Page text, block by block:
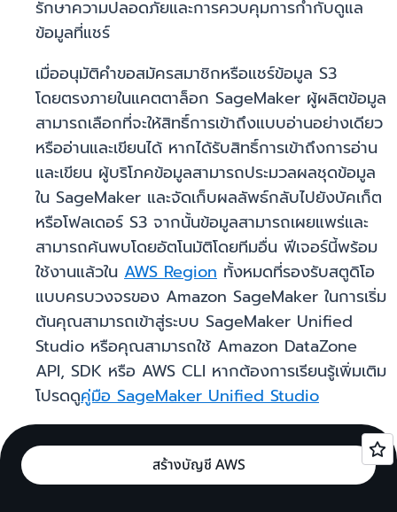
รักษาความปลอดภัยและการควบคุมการกำกับดูแล
ข้อมูลที่แชร์
เมื่ออนุมัติคำขอสมัครสมาชิกหรือแชร์ข้อมูล S3
โดยตรงภายในแคตตาล็อก SageMaker ผู้ผลิตข้อมูล
สามารถเลือกที่จะให้สิทธิ์การเข้าถึงแบบอ่านอย่างเดียว
หรืออ่านและเขียนได้ หากได้รับสิทธิ์การเข้าถึงการอ่าน
และเขียน ผู้บริโภคข้อมูลสามารถประมวลผลชุดข้อมูล
ใน SageMaker และจัดเก็บผลลัพธ์กลับไปยังบัคเก็ต
หรือโฟลเดอร์ S3 จากนั้นข้อมูลสามารถเผยแพร่และ
สามารถค้นพบโดยอัตโนมัติโดยทีมอื่น ฟีเจอร์นี้พร้อม
ใช้งานแล้วใน AWS Region ทั้งหมดที่รองรับสตูดิโอ
แบบครบวงจรของ Amazon SageMaker ในการเริ่ม
ต้นคุณสามารถเข้าสู่ระบบ SageMaker Unified
Studio หรือคุณสามารถใช้ Amazon DataZone
API, SDK หรือ AWS CLI หากต้องการเรียนรู้เพิ่มเติม
โปรดดูคู่มือ SageMaker Unified Studio
สร้างบัญชี AWS